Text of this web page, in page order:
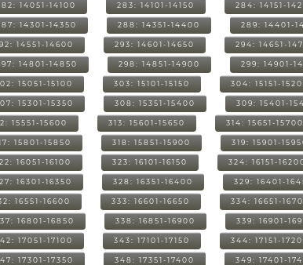
14051-14100 283: 14101-14150 284: 14151-
14301-14350 288: 14351-14400 289: 14401-
14551-14600 293: 14601-14650 294: 14651-
14801-14850 298: 14851-14900 299: 14901-
15051-15100 303: 15101-15150 304: 15151-
15301-15350 308: 15351-15400 309: 15401-
15551-15600 313: 15601-15650 314: 15651-15700
15801-15850 318: 15851-15900 319: 15901-
16051-16100 323: 16101-16150 324: 16151-
16301-16350 328: 16351-16400 329: 16401-
16551-16600 333: 16601-16650 334: 16651-
16801-16850 338: 16851-16900 339: 16901-
17051-17100 343: 17101-17150 344: 17151-
17301-17350 348: 17351-17400 349: 17401-